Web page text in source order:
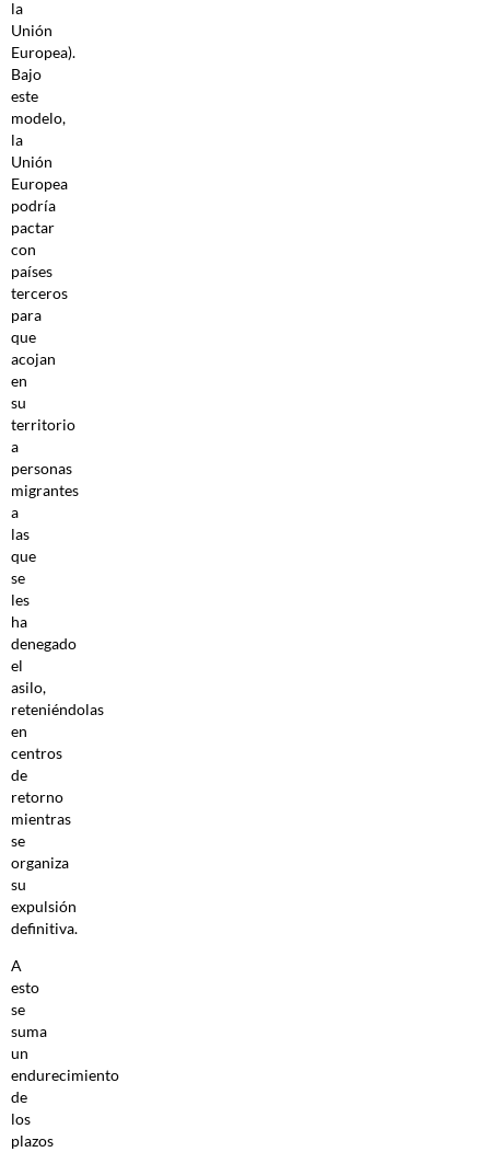
la
Unión
Europea).
Bajo
este
modelo,
la
Unión
Europea
podría
pactar
con
países
terceros
para
que
acojan
en
su
territorio
a
personas
migrantes
a
las
que
se
les
ha
denegado
el
asilo,
reteniéndolas
en
centros
de
retorno
mientras
se
organiza
su
expulsión
definitiva.
A
esto
se
suma
un
endurecimiento
de
los
plazos